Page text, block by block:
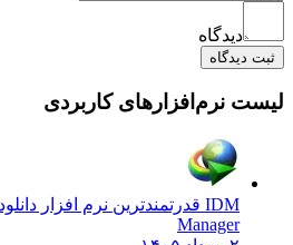
دیدگاه
دیدگاه
نرم‌افزارهای کاربردی
IDM قدرتمندترین نرم افزار دانلود
Manager